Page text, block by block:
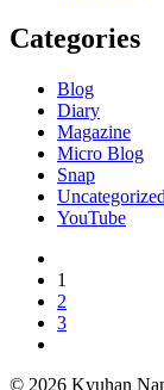
Categories
Blog
Diary
Magazine
Micro Blog
Snap
Uncategorized
YouTube
1
2
3
© 2026 Kyuhan